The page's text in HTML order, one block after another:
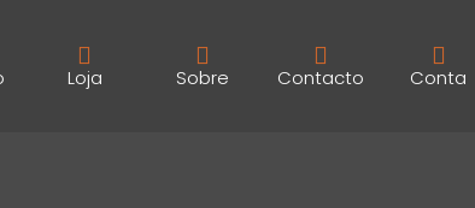
Loja Sobre Contacto Conta